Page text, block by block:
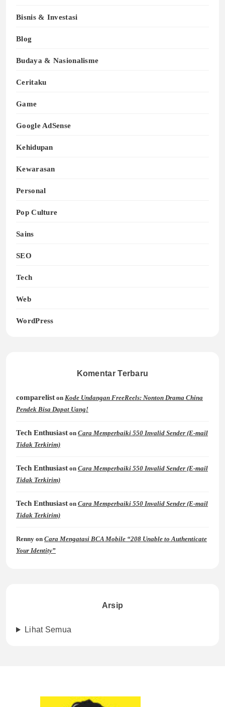
Bisnis & Investasi
Blog
Budaya & Nasionalisme
Ceritaku
Game
Google AdSense
Kehidupan
Kewarasan
Personal
Pop Culture
Sains
SEO
Tech
Web
WordPress
Komentar Terbaru
comparelist on Kode Undangan FreeReels: Nonton Drama China
Pendek Bisa Dapat Uang!
Tech Enthusiast on Cara Memperbaiki 550 Invalid Sender (E-mail
Tidak Terkirim)
Tech Enthusiast on Cara Memperbaiki 550 Invalid Sender (E-mail
Tidak Terkirim)
Tech Enthusiast on Cara Memperbaiki 550 Invalid Sender (E-mail
Tidak Terkirim)
Renny on Cara Mengatasi BCA Mobile “208 Unable to Authenticate
Your Identity”
Arsip
Lihat Semua